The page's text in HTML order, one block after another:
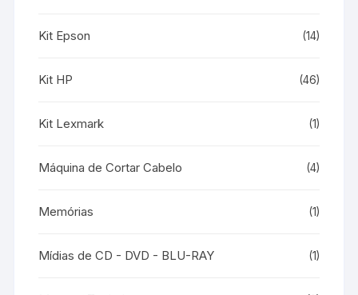
Kit Epson (14)
Kit HP (46)
Kit Lexmark (1)
Máquina de Cortar Cabelo (4)
Memórias (1)
Mídias de CD - DVD - BLU-RAY (1)